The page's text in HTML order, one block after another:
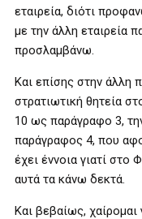
εταιρεία, διότι
με την άλλη εταιρεία
προσλαμβάνω.
Και επίσης στην άλλη
στρατιωτική θητεία
10 ως παράγραφο 3,
παράγραφος 4, που
έχει έννοια γιατί
αυτά τα κάνω δεκτά.
Και βεβαίως, χαίρομαι